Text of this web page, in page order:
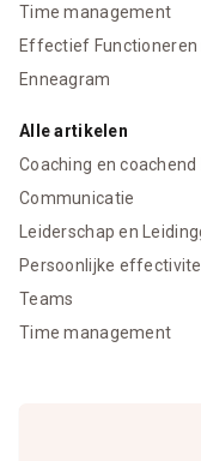
Time management
Effectief
Enneagram
Alle artikelen
Coaching en
Communicatie
Leiderschap en
Persoonlijke
Teams
Time management